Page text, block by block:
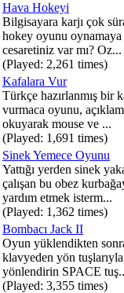
Hava Hokeyi
Bilgisayara karjı çok
hokey oyunu oynamaya
cesaretiniz var mı? Oz...
(Played: 2,261 times)
Kafalara Vur
Türkçe hazırlanmış bir
vurmaca oyunu,
okuyarak mouse ve ...
(Played: 1,691 times)
Sinek Yemece Oyunu
Yattığı yerden sinek
çalışan bu obez
yardım etmek isterm...
(Played: 1,362 times)
Bombacı Jack II
Oyun yüklendikten
klavyeden yön
yönlendirin SPACE
(Played: 3,355 times)